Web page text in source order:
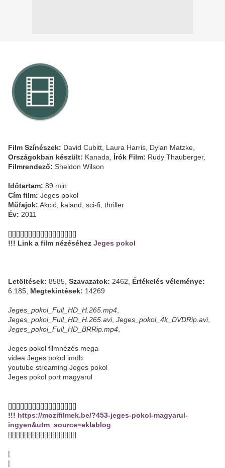
Film Színészek: David Cubitt, Laura Harris, Dylan Matzke,
Országokban készült: Kanada, Írók Film: Rudy Thauberger,
Filmrendező: Sheldon Wilson
Időtartam: 89 min
Cím film: Jeges pokol
Műfajok: Akció, kaland, sci-fi, thriller
Év: 2011
[][][][][][][][][][][][][][][][][]
!!! Link a film nézéséhez Jeges pokol
Letöltések: 8585, Szavazatok: 2462, Értékelés véleménye:
6.185, Megtekintések: 14269
Jeges_pokol_Full_HD_H.265.mp4
Jeges_pokol_Full_HD_H.265.avi, Jeges_pokol_4k_DVDRip.avi,
Jeges_pokol_Full_HD_BRRip.mp4
Jeges pokol filmnézés mega
videa Jeges pokol imdb
youtube streaming Jeges pokol
Jeges pokol port magyarul
[][][][][][][][][][][][][][][][][]
!!! https://mozifilmek.be/?453-jeges-pokol-magyarul-
ingyen&utm_source=eklablog
[][][][][][][][][][][][][][][][][]
|
|